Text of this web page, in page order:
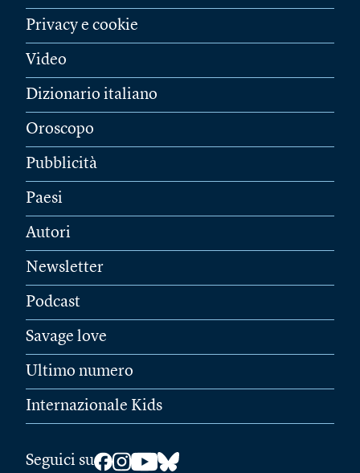
Privacy e cookie
Video
Dizionario italiano
Oroscopo
Pubblicità
Paesi
Autori
Newsletter
Podcast
Savage love
Ultimo numero
Internazionale Kids
Seguici su